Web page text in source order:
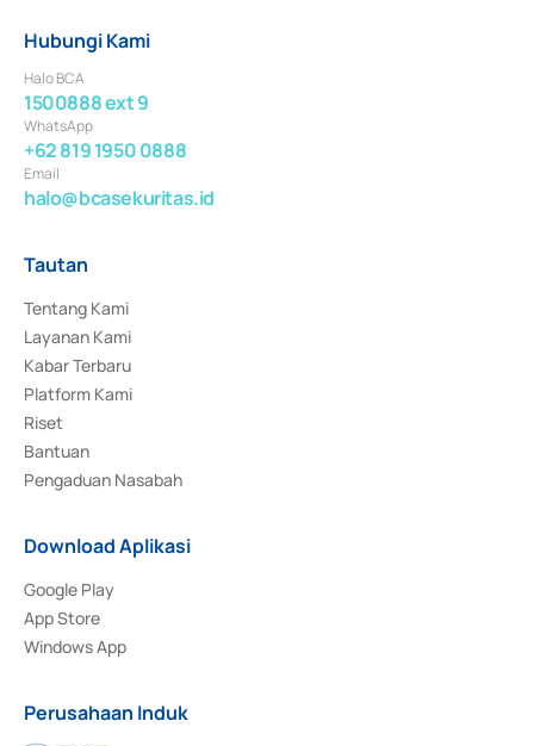
Hubungi Kami
Halo BCA
1500888 ext 9
WhatsApp
+62 819 1950 0888
Email
halo@bcasekuritas.id
Tautan
Tentang Kami
Layanan Kami
Kabar Terbaru
Platform Kami
Riset
Bantuan
Pengaduan Nasabah
Download Aplikasi
Google Play
App Store
Windows App
Perusahaan Induk